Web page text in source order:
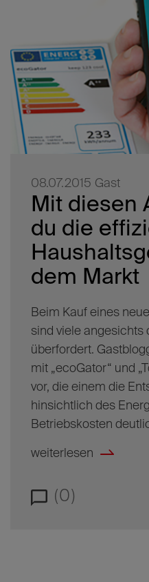
08.07.2015 Gast
Mit diesen
du die
dem Markt
Beim Kauf eines
sind viele angesichts
überfordert.
mit „ecoGator“ und
vor, die einem die
hinsichtlich des
Betriebskosten
weiterlesen
(0)